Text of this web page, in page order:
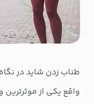
طناب زدن شاید در
واقع یکی از